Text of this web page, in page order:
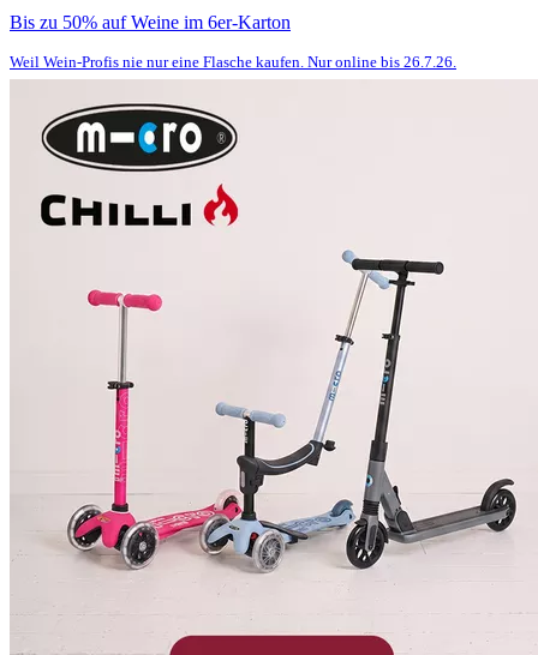
Bis zu 50% auf Weine im 6er-Karton
Weil Wein-Profis nie nur eine Flasche kaufen. Nur online bis 26.7.26.